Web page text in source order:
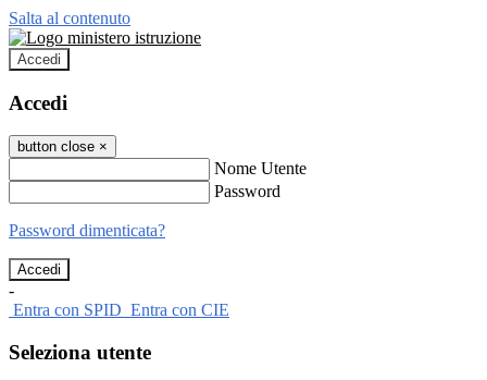
Salta al contenuto
Accedi
Accedi
button close ×
Nome Utente
Password
Password dimenticata?
-
Entra con SPID Entra con CIE
Seleziona utente